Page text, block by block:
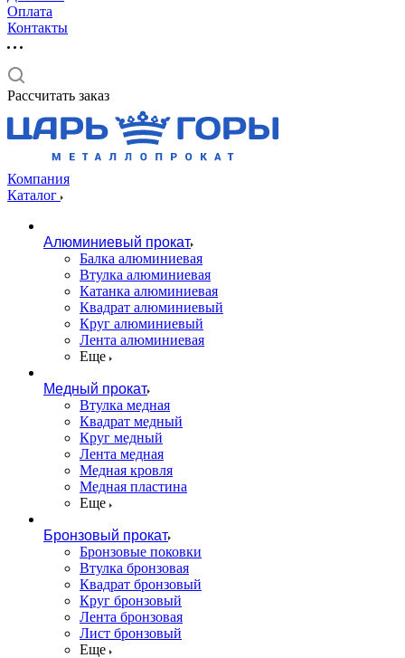
Оплата
Контакты
Рассчитать заказ
Компания
Каталог
Алюминиевый прокат
Балка алюминиевая
Втулка алюминиевая
Катанка алюминиевая
Квадрат алюминиевый
Круг алюминиевый
Лента алюминиевая
Еще
Медный прокат
Втулка медная
Квадрат медный
Круг медный
Лента медная
Медная кровля
Медная пластина
Еще
Бронзовый прокат
Бронзовые поковки
Втулка бронзовая
Квадрат бронзовый
Круг бронзовый
Лента бронзовая
Лист бронзовый
Еще